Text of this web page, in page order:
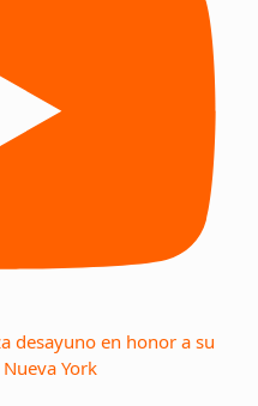
desayuno en honor a su
York